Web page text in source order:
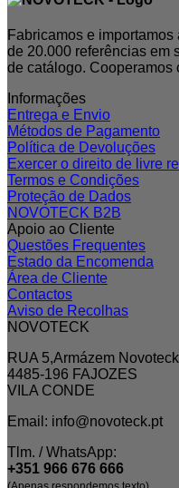
Fabricamos e
de 20.000 referências em
de catálogo. Cooperamos
Informações
Entrega e Envio
Métodos de Pagamento
Política de Devoluções
Exercer o direito de livre
Termos e Condições
Proteção de Dados
NOVOTECK B2B
Apoio ao Cliente
Questões Frequentes
Estado da Encomenda
Área de Cliente
Contactos
Aviso de Recolhas
NOVOTECK
RUA 5,Armázem Novoteck
4485-196 FAJOZES
VILA CONDE
Email: info@novoteck.pt
Tlm. / WhatsApp:
+351 966 676 666